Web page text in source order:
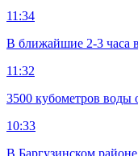
11:34
В ближайшие 2-3 часа
11:32
3500 кубометров воды
10:33